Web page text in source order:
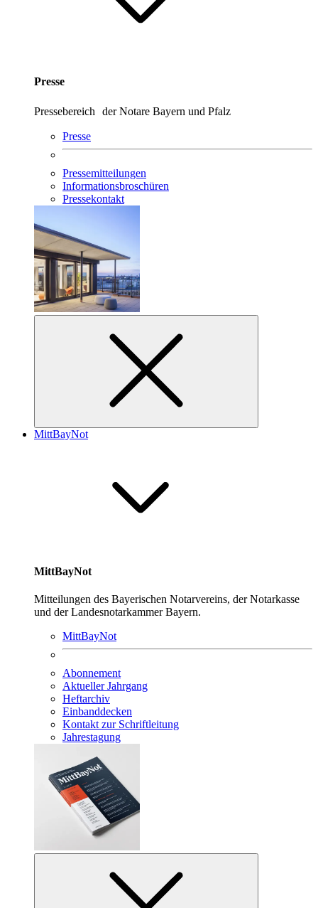
Presse
Pressebereich der Notare Bayern und Pfalz
Presse
Pressemitteilungen
Informationsbroschüren
Pressekontakt
MittBayNot
MittBayNot
Mitteilungen des Bayerischen Notarvereins, der Notarkasse
und der Landesnotarkammer Bayern.
MittBayNot
Abonnement
Aktueller Jahrgang
Heftarchiv
Einbanddecken
Kontakt zur Schriftleitung
Jahrestagung